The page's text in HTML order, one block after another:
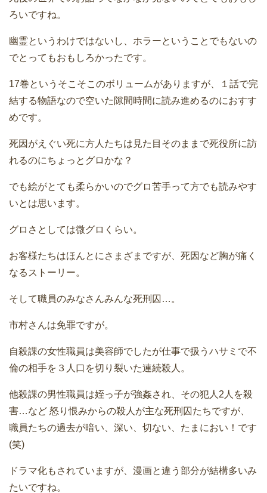
ろいですね。
幽霊というわけではないし、ホラーということでもないの
でとってもおもしろかったです。
17巻というそこそこのボリュームがありますが、１話で完
結する物語なので空いた隙間時間に読み進めるのにおすす
めです。
死因がえぐい死に方人たちは見た目そのままで死役所に訪
れるのにちょっとグロかな？
でも絵がとても柔らかいのでグロ苦手って方でも読みやす
いとは思います。
グロさとしては微グロくらい。
お客様たちはほんとにさまざまですが、死因など胸が痛く
なるストーリー。
そして職員のみなさんみんな死刑囚…。
市村さんは免罪ですが。
自殺課の女性職員は美容師でしたが仕事で扱うハサミで不
倫の相手を３人口を切り裂いた連続殺人。
他殺課の男性職員は姪っ子が強姦され、その犯人2人を殺
害…など 怒り恨みからの殺人が主な死刑囚たちですが、
職員たちの過去が暗い、深い、切ない、たまにおい！です
(笑)
ドラマ化もされていますが、漫画と違う部分が結構多いみ
たいですね。